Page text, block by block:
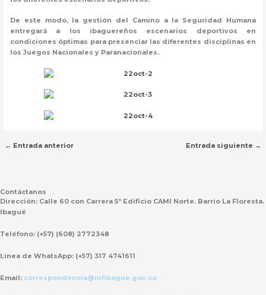
De este modo, la gestión del Camino a la Seguridad Humana
entregará a los ibaguereños escenarios deportivos en
condiciones óptimas para presenciar las diferentes disciplinas en
los Juegos Nacionales y Paranacionales.
← Entrada anterior Entrada siguiente →
Contáctanos
Dirección: Calle 60 con Carrera 5ª Edificio CAMI Norte. Barrio La Floresta.
Ibagué
Teléfono: (+57) (608) 2772348
Línea de WhatsApp: (+57) 317 4741611
Email: correspondencia@infibague.gov.co